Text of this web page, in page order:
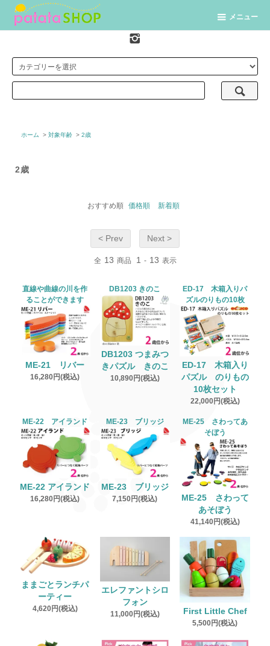
メニュー
ホーム > 対象年齢 > 2歳
2歳
おすすめ順 価格順 新着順
< Prev Next >
全 13 商品 1 - 13 表示
直線や曲線の川を作
ることができます
ME-21 リバー
16,280円(税込)
DB1203 きのこ
DB1203 つまみつ
きパズル きのこ
10,890円(税込)
ED-17 木箱入りパ
ズルのりもの10枚
ED-17 木箱入り
パズル のりもの
10枚セット
22,000円(税込)
ME-22 アイランド
ME-22 アイランド
16,280円(税込)
ME-23 ブリッジ
ME-23 ブリッジ
7,150円(税込)
ME-25 さわってあ
そぼう
ME-25 さわって
あそぼう
41,140円(税込)
ままごとランチパ
ーティー
4,620円(税込)
エレファントシロ
フォン
11,000円(税込) First Little Chef
5,500円(税込)